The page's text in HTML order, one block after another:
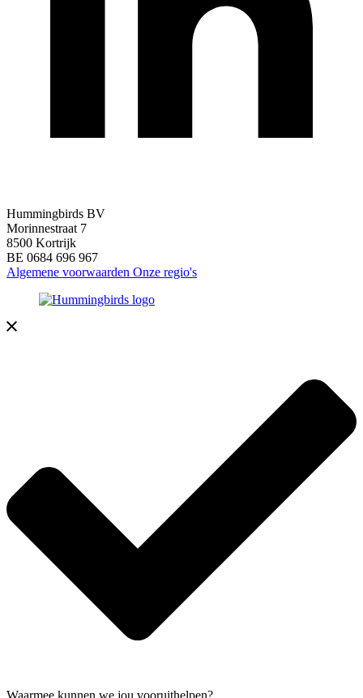
Hummingbirds BV
Morinnestraat 7
8500 Kortrijk
BE 0684 696 967
Algemene voorwaarden Onze regio's
Waarmee kunnen we jou vooruithelpen?